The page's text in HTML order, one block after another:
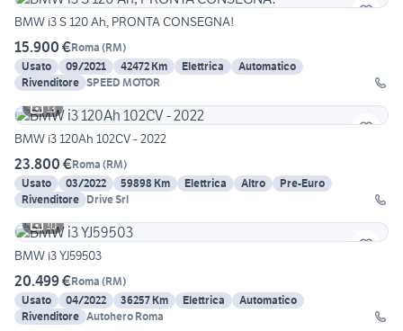
BMW i3 S 120 Ah, PRONTA CONSEGNA!
15.900 €Roma (RM)
Usato
09/2021 42472 Km Elettrica
Automatico
Rivenditore SPEED MOTOR
13
BMW i3 120Ah 102CV - 2022
23.800 €Roma (RM)
Usato
03/2022 59898 Km Elettrica Altro
Pre-Euro
Rivenditore Drive Srl
10
BMW i3 YJ59503
20.499 €Roma (RM)
Usato
04/2022 36257 Km Elettrica
Automatico
Rivenditore Autohero Roma